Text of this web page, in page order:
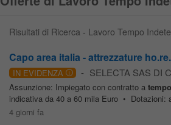
Risultati di Ricerca - Lavoro Tempo
Capo area italia - attrezzature
IN EVIDENZA i - SELECTA SAS DI
Assunzione: Impiegato con contratto a tempo
indicativa da 40 a 60 mila Euro • Dotazioni:
4 giorni fa